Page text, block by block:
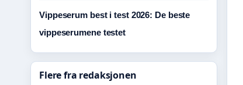
Vippeserum best i test 2026: De beste
vippeserumene testet
Flere fra redaksjonen